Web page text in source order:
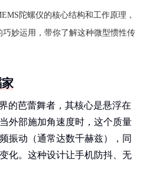
陀螺仪的核心结构和工作原理，
妙运用，带你了解这种微型惯性传
的芭蕾舞者，其核心是悬浮在
外部施加角速度时，这个质量
振动（通常达数千赫兹），同
化。这种设计让手机防抖、无